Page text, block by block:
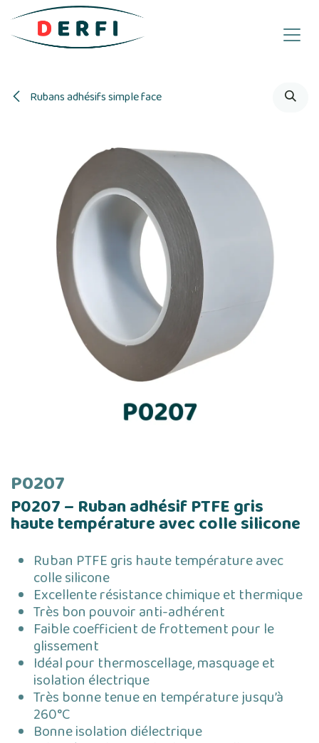
Se rendre au contenu
Rubans adhésifs simple face
P0207
P0207 – Ruban adhésif PTFE gris
haute température avec colle silicone
Ruban PTFE gris haute température avec
colle silicone
Excellente résistance chimique et thermique
Très bon pouvoir anti-adhérent
Faible coefficient de frottement pour le
glissement
Idéal pour thermoscellage, masquage et
isolation électrique
Très bonne tenue en température jusqu’à
260°C
Bonne isolation diélectrique